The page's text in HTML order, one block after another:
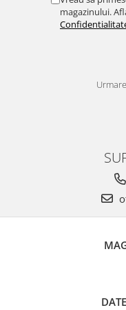
Accesorii mobilier
Decojitoare fructe si
Prese, tocatoare si
magazinului.